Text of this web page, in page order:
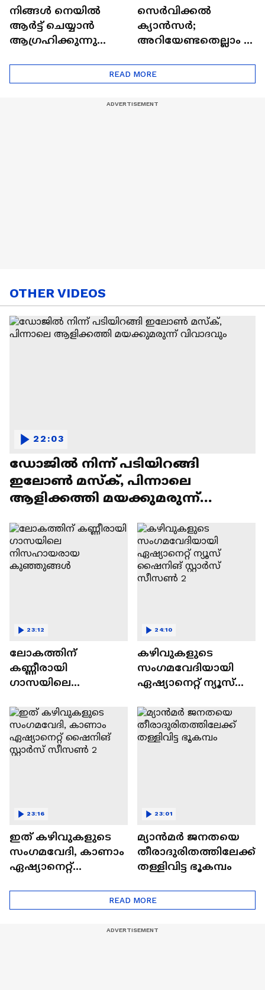
നിങ്ങൾ നെയിൽ
ആർട്ട് ചെയ്യാൻ
ആഗ്രഹിക്കുന്നുണ്ടോ
ട്രെൻഡിനെക്കുറിച്ച് |
Nail Art | Trends Cafe
സെർവിക്കൽ
ക്യാൻസർ;
അറിയേണ്ടതെല്ലാം |
Cancer
READ MORE
OTHER VIDEOS
ഡോജിൽ നിന്ന് പടിയിറങ്ങി
ഇലോൺ മസ്ക്, പിന്നാലെ
ആളിക്കത്തി മയക്കുമരുന്ന്
22:03
ലോകത്തിന്
കണ്ണീരായി
ഗാസയിലെ
കുഞ്ഞുങ്ങൾ
23:12
കഴിവുകളുടെ
സംഗമവേദിയായി
ഏഷ്യാനെറ്റ് ന്യൂസ്
സീസൺ 2
24:10
ഇത് കഴിവുകളുടെ
സംഗമവേദി, കാണാം
ഏഷ്യാനെറ്റ്
23:16
മ്യാൻമർ ജനതയെ
തീരാദുരിതത്തിലേക്ക്
തള്ളിവിട്ട ഭൂകമ്പം
23:01
READ MORE